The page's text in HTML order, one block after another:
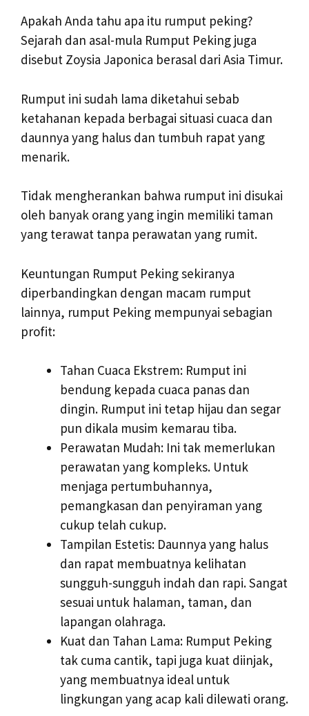
Apakah Anda tahu apa itu rumput peking?
Sejarah dan asal-mula Rumput Peking juga
disebut Zoysia Japonica berasal dari Asia Timur.
Rumput ini sudah lama diketahui sebab
ketahanan kepada berbagai situasi cuaca dan
daunnya yang halus dan tumbuh rapat yang
menarik.
Tidak mengherankan bahwa rumput ini disukai
oleh banyak orang yang ingin memiliki taman
yang terawat tanpa perawatan yang rumit.
Keuntungan Rumput Peking sekiranya
diperbandingkan dengan macam rumput
lainnya, rumput Peking mempunyai sebagian
profit:
Tahan Cuaca Ekstrem: Rumput ini
bendung kepada cuaca panas dan
dingin. Rumput ini tetap hijau dan segar
pun dikala musim kemarau tiba.
Perawatan Mudah: Ini tak memerlukan
perawatan yang kompleks. Untuk
menjaga pertumbuhannya,
pemangkasan dan penyiraman yang
cukup telah cukup.
Tampilan Estetis: Daunnya yang halus
dan rapat membuatnya kelihatan
sungguh-sungguh indah dan rapi. Sangat
sesuai untuk halaman, taman, dan
lapangan olahraga.
Kuat dan Tahan Lama: Rumput Peking
tak cuma cantik, tapi juga kuat diinjak,
yang membuatnya ideal untuk
lingkungan yang acap kali dilewati orang.